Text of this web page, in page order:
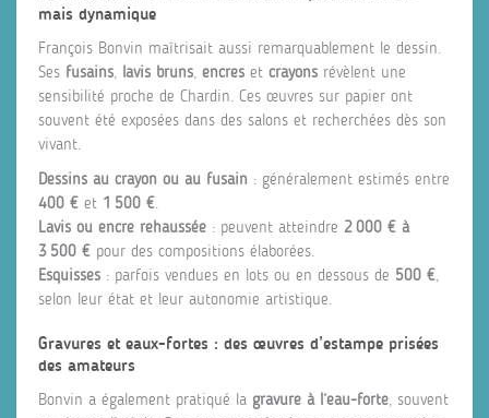
mais dynamique
François Bonvin maîtrisait aussi remarquablement le dessin.
Ses fusains, lavis bruns, encres et crayons révèlent une
sensibilité proche de Chardin. Ces œuvres sur papier ont
souvent été exposées dans des salons et recherchées dès son
vivant.
Dessins au crayon ou au fusain : généralement estimés entre
400 € et 1 500 €.
Lavis ou encre rehaussée : peuvent atteindre 2 000 € à
3 500 € pour des compositions élaborées.
Esquisses : parfois vendues en lots ou en dessous de 500 €,
selon leur état et leur autonomie artistique.
Gravures et eaux-fortes : des œuvres d’estampe prisées
des amateurs
Bonvin a également pratiqué la gravure à l’eau-forte, souvent